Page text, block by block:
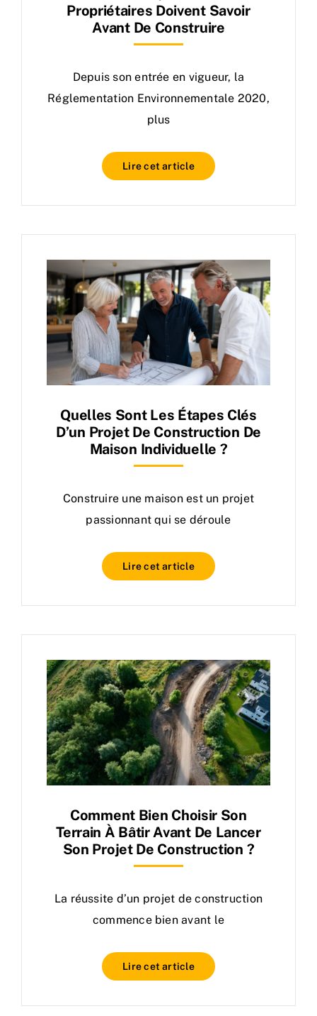
Propriétaires Doivent Savoir
Avant De Construire
Depuis son entrée en vigueur, la
Réglementation Environnementale 2020,
plus
Lire cet article
Quelles Sont Les Étapes Clés
D’un Projet De Construction De
Maison Individuelle ?
Construire une maison est un projet
passionnant qui se déroule
Lire cet article
Comment Bien Choisir Son
Terrain À Bâtir Avant De Lancer
Son Projet De Construction ?
La réussite d’un projet de construction
commence bien avant le
Lire cet article